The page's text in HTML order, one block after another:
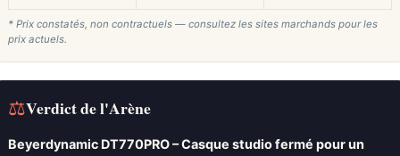
* Prix constatés, non contractuels — consultez les sites marchands pour les
prix actuels.
⚖Verdict de l'Arène
Beyerdynamic DT770PRO – Casque studio fermé pour un